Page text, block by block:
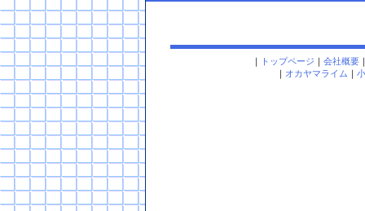
｜ トップページ ｜ 会社概要
｜ オカヤマライム ｜